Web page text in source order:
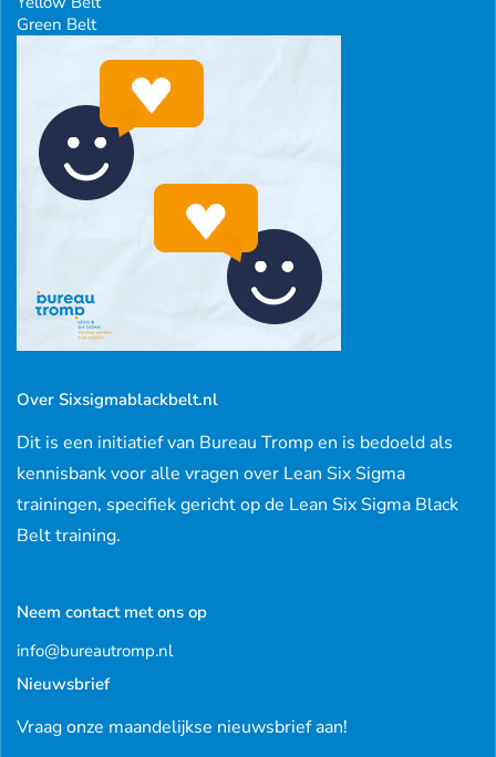
Green Belt
Over Sixsigmablackbelt.nl
Dit is een initiatief van Bureau Tromp en is bedoeld als
kennisbank voor alle vragen over Lean Six Sigma
trainingen, specifiek gericht op de Lean Six Sigma Black
Belt training.
Neem contact met ons op
info@bureautromp.nl
Nieuwsbrief
Vraag onze maandelijkse nieuwsbrief aan!